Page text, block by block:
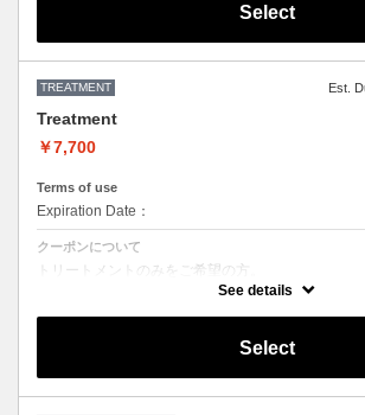
Select
TREATMENT Est.
Treatment
￥7,700
Terms of use
Expiration Date：
クーポンについて
トリートメントのみをご希望の方。
お客様の髪質に合わせたオリジナルシステムケアト
頂きます。
See details
Select